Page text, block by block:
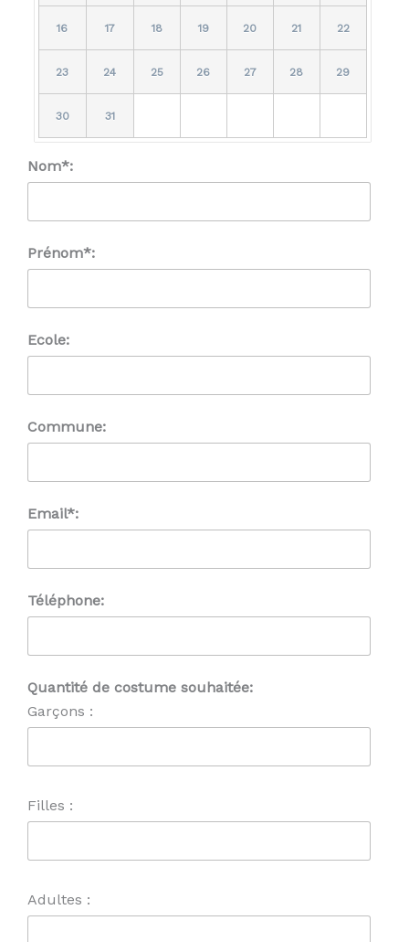
16 17 18 19 20 21 22
23 24 25 26 27 28 29
30 31
Nom*:
Prénom*:
Ecole:
Commune:
Email*:
Téléphone:
Quantité de costume souhaitée:
Garçons :
Filles :
Adultes :